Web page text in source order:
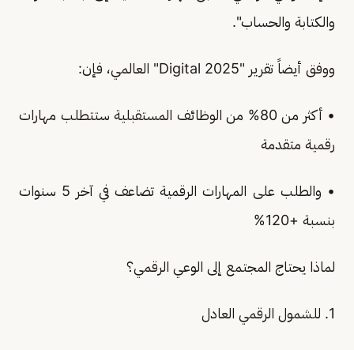
والكتابة والحساب".
ووفق أيضاً تقرير "Digital 2025" العالمي، فإن:
• أكثر من 80% من الوظائف المستقبلية ستتطلب مهارات
رقمية متقدمة
• والطلب على المهارات الرقمية تضاعف في آخر 5 سنوات
بنسبة +120%
لماذا يحتاج المجتمع إلى الوعي الرقمي؟
1. للشمول الرقمي العادل